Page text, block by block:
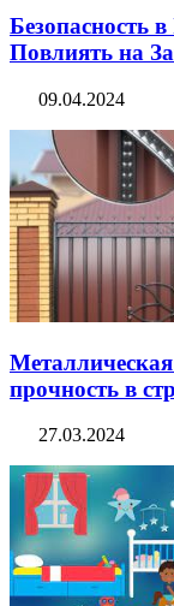
Безопасность
Повлиять на
09.04.2024
прочность в
27.03.2024